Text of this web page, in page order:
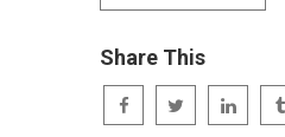
Share This